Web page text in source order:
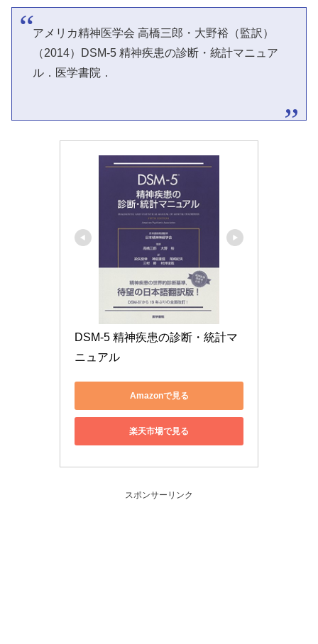
アメリカ精神医学会 高橋三郎・大野裕（監訳）
（2014）DSM-5 精神疾患の診断・統計マニュア
ル．医学書院．
DSM-5 精神疾患の診断・統計マ
ニュアル
Amazonで見る
楽天市場で見る
スポンサーリンク